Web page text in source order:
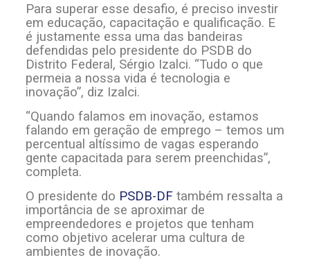
Para superar esse desafio, é preciso investir
em educação, capacitação e qualificação. E
é justamente essa uma das bandeiras
defendidas pelo presidente do PSDB do
Distrito Federal, Sérgio Izalci. “Tudo o que
permeia a nossa vida é tecnologia e
inovação”, diz Izalci.
“Quando falamos em inovação, estamos
falando em geração de emprego – temos um
percentual altíssimo de vagas esperando
gente capacitada para serem preenchidas”,
completa.
O presidente do PSDB-DFtambém ressalta a
importância de se aproximar de
empreendedores e projetos que tenham
como objetivo acelerar uma cultura de
ambientes de inovação.